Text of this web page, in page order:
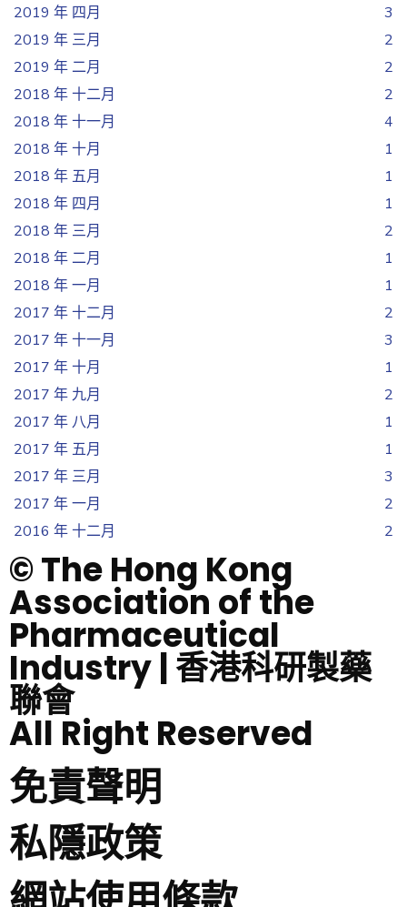
2019 年 四月
3
2019 年 三月
2
2019 年 二月
2
2018 年 十二月
2
2018 年 十一月
4
2018 年 十月
1
2018 年 五月
1
2018 年 四月
1
2018 年 三月
2
2018 年 二月
1
2018 年 一月
1
2017 年 十二月
2
2017 年 十一月
3
2017 年 十月
1
2017 年 九月
2
2017 年 八月
1
2017 年 五月
1
2017 年 三月
3
2017 年 一月
2
2016 年 十二月
2
© The Hong Kong
Association of the
Pharmaceutical
Industry | 香港科研製藥
聯會
All Right Reserved
免責聲明
私隱政策